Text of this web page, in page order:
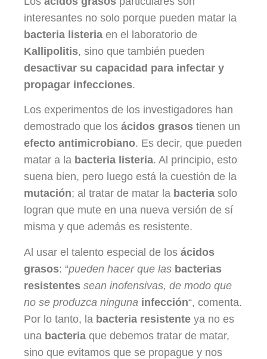
interesantes no solo porque pueden matar la
bacteria listeria en el laboratorio de
Kallipolitis, sino que también pueden
desactivar su capacidad para infectar y
propagar infecciones.
Los experimentos de los investigadores han
demostrado que los ácidos grasos tienen un
efecto antimicrobiano. Es decir, que pueden
matar a la bacteria listeria. Al principio, esto
suena bien, pero luego está la cuestión de la
mutación; al tratar de matar la bacteria solo
logran que mute en una nueva versión de sí
misma y que además es resistente.
Al usar el talento especial de los ácidos
grasos: “pueden hacer que las bacterias
resistentes sean inofensivas, de modo que
no se produzca ninguna infección“, comenta.
Por lo tanto, la bacteria resistente ya no es
una bacteria que debemos tratar de matar,
sino que evitamos que se propague y nos